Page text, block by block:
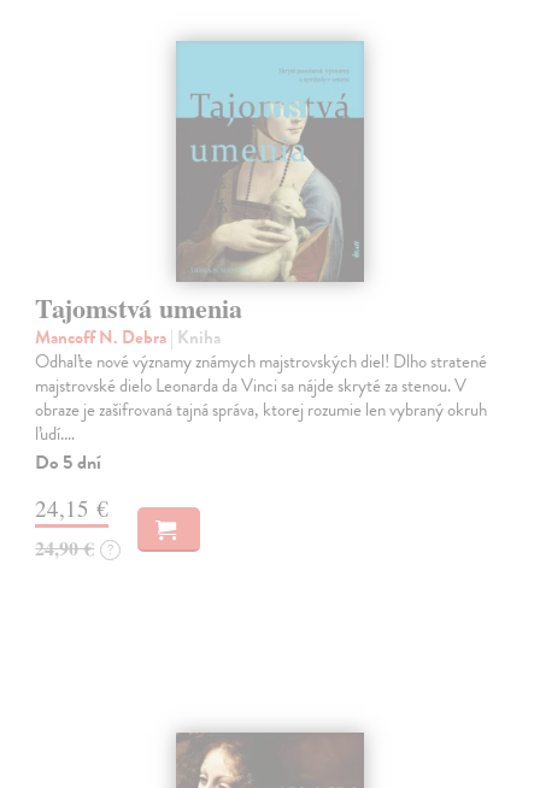
Tajomstvá umenia
Mancoff N. Debra| Kniha
Odhaľte nové významy známych majstrovských diel! Dlho stratené
majstrovské dielo Leonarda da Vinci sa nájde skryté za stenou. V
obraze je zašifrovaná tajná správa, ktorej rozumie len vybraný okruh
ľudí.…
Do 5 dní
24,15 €
24,90 € ?